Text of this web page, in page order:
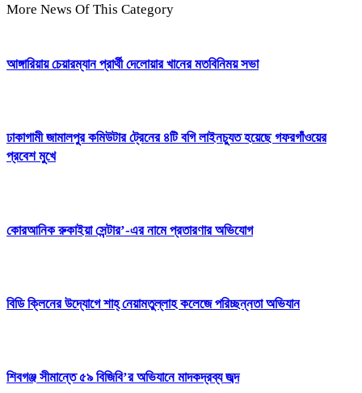
More News Of This Category
আঙ্গারিয়ায় চেয়ারম্যান প্রার্থী দেলোয়ার খানের মতবিনিময় সভা
ঢাকাগামী জামালপুর কমিউটার ট্রেনের ৪টি বগি লাইনচ্যুত হয়েছে গফরগাঁওয়ের
প্রবেশ মুখে
কোরআনিক রুকাইয়া সেন্টার’-এর নামে প্রতারণার অভিযোগ
বিডি ক্লিনের উদ্যোগে শাহ্ নেয়ামতুল্লাহ কলেজে পরিচ্ছন্নতা অভিযান
শিবগঞ্জ সীমান্তে ৫৯ বিজিবি’র অভিযানে মাদকদ্রব্য জব্দ